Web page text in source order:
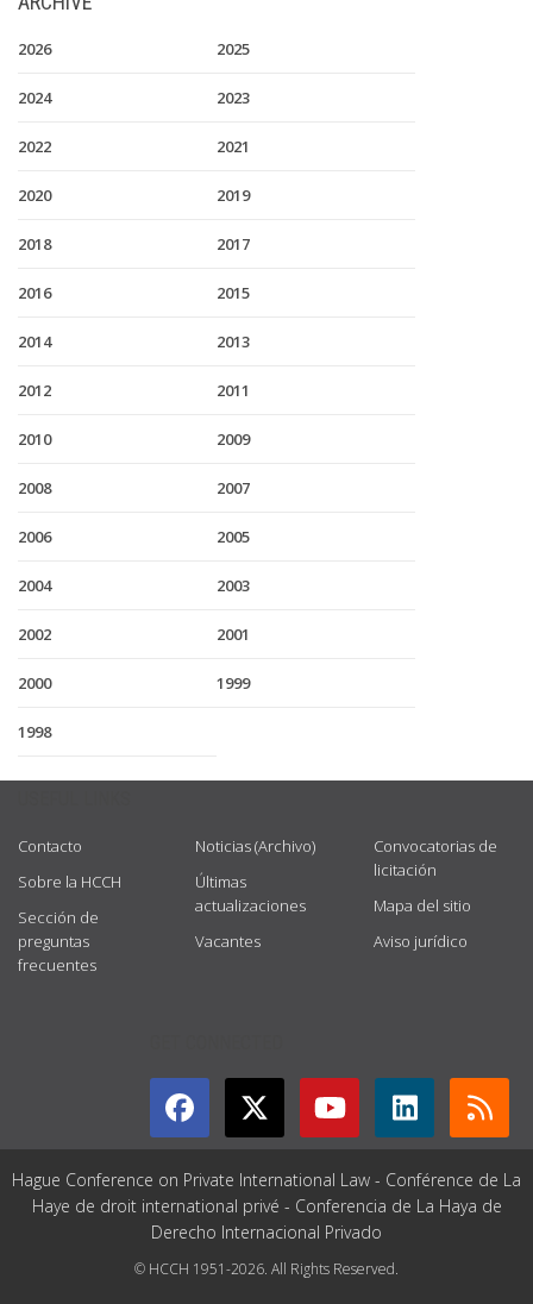
2026 2025
2024 2023
2022 2021
2020 2019
2018 2017
2016 2015
2014 2013
2012 2011
2010 2009
2008 2007
2006 2005
2004 2003
2002 2001
2000 1999
1998
Contacto
Sobre la HCCH
Sección de
preguntas
frecuentes
Noticias (Archivo)
Últimas
actualizaciones
Vacantes
Convocatorias de
licitación
Mapa del sitio
Aviso jurídico
Hague Conference on Private International Law - Conférence de La
Haye de droit international privé - Conferencia de La Haya de
Derecho Internacional Privado
© HCCH 1951-2026. All Rights Reserved.